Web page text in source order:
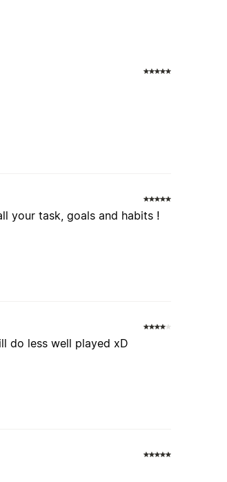
your task, goals and habits !
do less well played xD